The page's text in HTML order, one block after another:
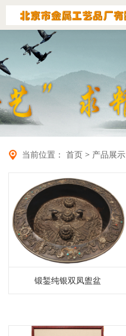
当前位置： 首页 > 产品展示
锻錾纯银双凤盥盆